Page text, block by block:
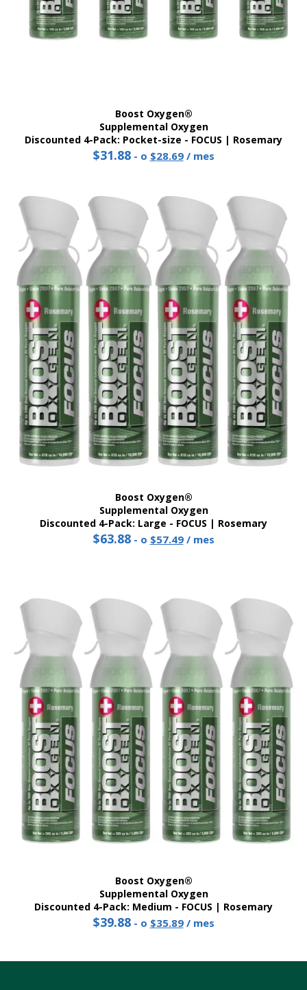
Boost Oxygen®
Supplemental Oxygen
Discounted 4-Pack: Pocket-size - FOCUS | Rosemary
$31.88 - o Precio
$28.69El
es:
$.
/ mes
Boost Oxygen®
Supplemental Oxygen
Discounted 4-Pack: Large - FOCUS | Rosemary
$63.88 - o Original
$57.49Current
/ mes
Boost Oxygen®
Supplemental Oxygen
Discounted 4-Pack: Medium - FOCUS | Rosemary
$39.88 - o Precio
dólares.
$35.89El
es:
/ mes